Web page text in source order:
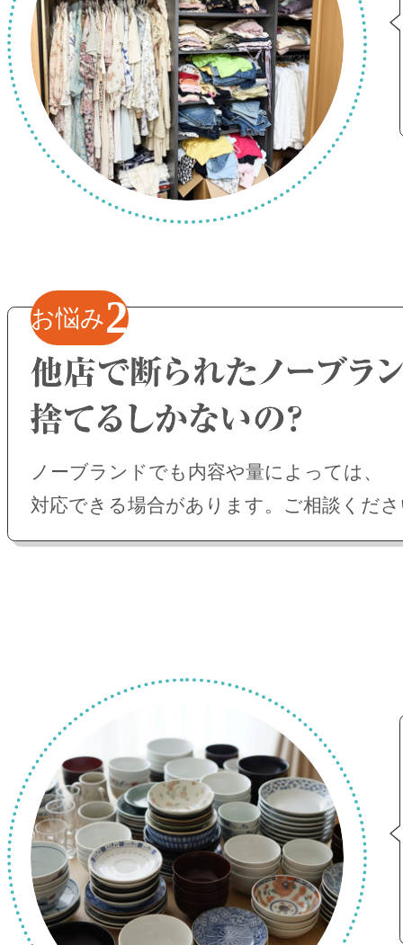
お悩み2
ノーブランドでも内容や量によっては、
対応できる場合があります。ご相談くだ